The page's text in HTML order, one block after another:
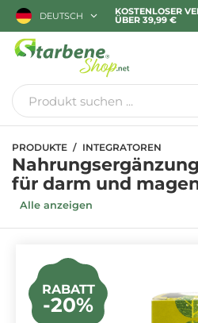
DEUTSCH KOSTENLOSER
ÜBER 39,99 €
PRODUKTE INTEGRATOREN
für darm und
Alle anzeigen
RABATT
-20%